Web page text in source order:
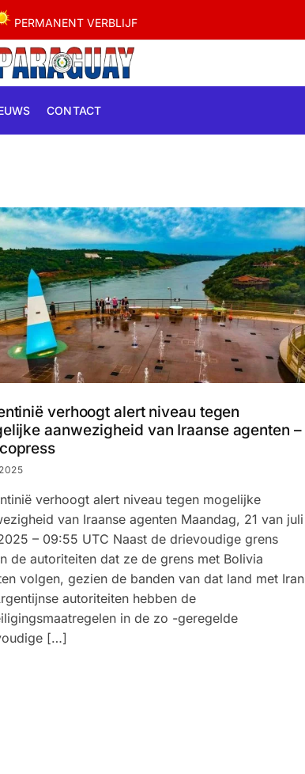
PERMANENT VERBLIJF
CONTACT
verhoogt alert niveau tegen
aanwezigheid van Iraanse agenten –
verhoogt alert niveau tegen mogelijke
van Iraanse agenten Maandag, 21 van juli
– 09:55 UTC Naast de drievoudige grens
de autoriteiten dat ze de grens met Bolivia
volgen, gezien de banden van dat land met Iran
autoriteiten hebben de
in de zo -geregelde
[…]